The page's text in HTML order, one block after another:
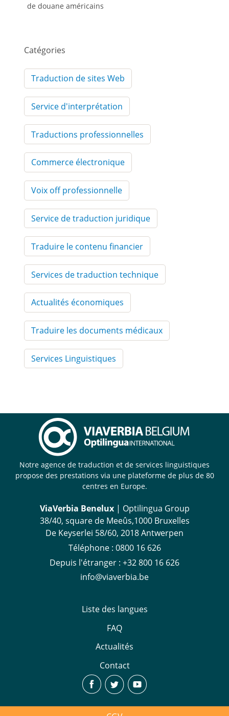
de douane américains
Catégories
Traduction de sites Web
Service d'interprétation
Traductions professionnelles
Commerce électronique
Voix off professionnelle
Service de traduction juridique
Traduire le contenu financier
Services de traduction technique
Actualités économiques
Traduire les documents médicaux
Services Linguistiques
Notre agence de traduction et de services linguistiques
propose des prestations via une plateforme de plus de 80
centres en Europe.
ViaVerbia Benelux| Optilingua Group
38/40, square de Meeûs,1000 Bruxelles
De Keyserlei 58/60, 2018 Antwerpen
Téléphone : ‪0800 16 626
Depuis l'étranger : +32 800 16 626
info@viaverbia.be
Liste des langues
FAQ
Actualités
Contact